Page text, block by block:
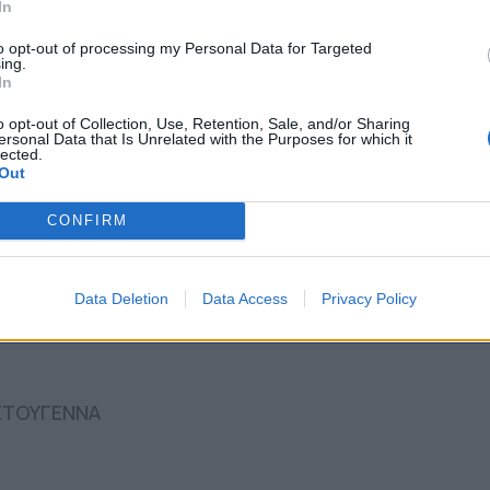
opt-out of processing my Personal Data for Targeted
opt-out of Collection, Use, Retention, Sale, and/or Sharing
Data that Is Unrelated with the Purposes for which it
CONFIRM
Data Deletion Data Access Privacy Policy
διοίκησης, παρουσιάζοντας το πρόγραμμα
τα Χανιά να αναδειχθούν σε τόπο
εορταστικού προορισμού και διακοπών.
9 παιδικές χαρές στον Δήμο Πύργου
δράσεις στην κοινότητα Ρομά